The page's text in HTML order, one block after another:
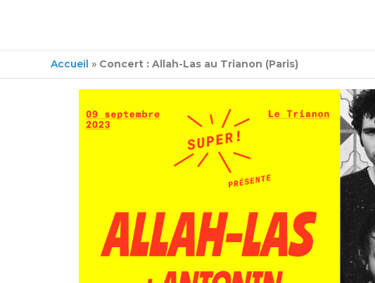
Accueil » Concert : Allah-Las au Trianon (Paris)